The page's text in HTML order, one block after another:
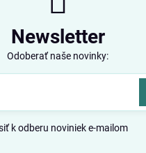
Newsletter
Odoberať naše novinky:
k odberu noviniek e-mailom